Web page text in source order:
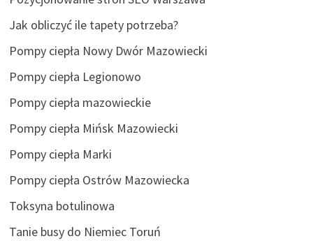
Jak obliczyć ile tapety potrzeba?
Pompy ciepła Nowy Dwór Mazowiecki
Pompy ciepła Legionowo
Pompy ciepła mazowieckie
Pompy ciepła Mińsk Mazowiecki
Pompy ciepła Marki
Pompy ciepła Ostrów Mazowiecka
Toksyna botulinowa
Tanie busy do Niemiec Toruń